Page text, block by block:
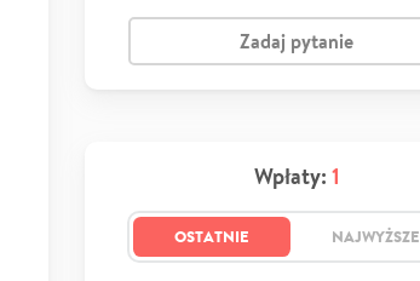
Zadaj pytanie
Wpłaty: 1
OSTATNIE NAJWYŻSZE